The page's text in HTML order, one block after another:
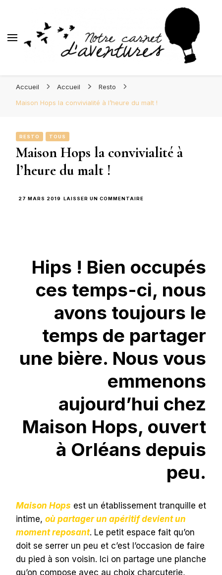
d'Aventures
Accueil Accueil
Resto
Maison Hops la convivialité à l’heure du malt !
RESTO TOUS
Maison Hops la convivialité à
l’heure du malt !
27 MARS 2019 LAISSER UN COMMENTAIRE
MALT
!
Hips ! Bien occupés
ces temps-ci, nous
avons toujours le
temps de partager
une bière. Nous vous
emmenons
aujourd’hui chez
Maison Hops, ouvert
à Orléans depuis
peu.
Maison Hops est un établissement tranquille et
intime, où partager un apéritif devient un
moment reposant. Le petit espace fait qu’on
doit se serrer un peu et c’est l’occasion de faire
du pied à son voisin. Ici on partage une planche
qu’on compose avec au choix charcuterie,